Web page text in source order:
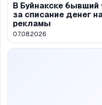
В Буйнакске бывший
за списание денег
рекламы
07.08.2026